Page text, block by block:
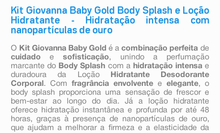
Kit Giovanna Baby Gold Body Splash e Loção
Hidratante - Hidratação intensa com
nanopartículas de ouro
O Kit Giovanna Baby Goldé acombinação perfeita de
cuidado esofisticação, unindo a perfumação
marcante do Body Splash com a hidratação intensae
duradoura da Loção
Hidratante Desodorante
Corporal . Comfragrância envolvente e elegante, o
body splash proporciona uma sensação de frescor e
bem-estar ao longo do dia. Já a loção hidratante
oferece hidratação instantânea e profunda por até 48
horas, graças à presença de nanopartículas de ouro,
que ajudam a melhorar a firmeza e a elasticidade da